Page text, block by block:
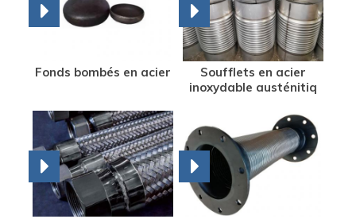
Fonds bombés en acier
Soufflets en acier
inoxydable austénitiq